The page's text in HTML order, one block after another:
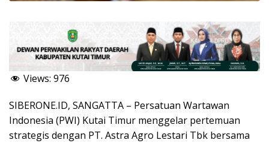
Views: 976
SIBERONE.ID, SANGATTA – Persatuan Wartawan
Indonesia (PWI) Kutai Timur menggelar pertemuan
strategis dengan PT. Astra Agro Lestari Tbk bersama